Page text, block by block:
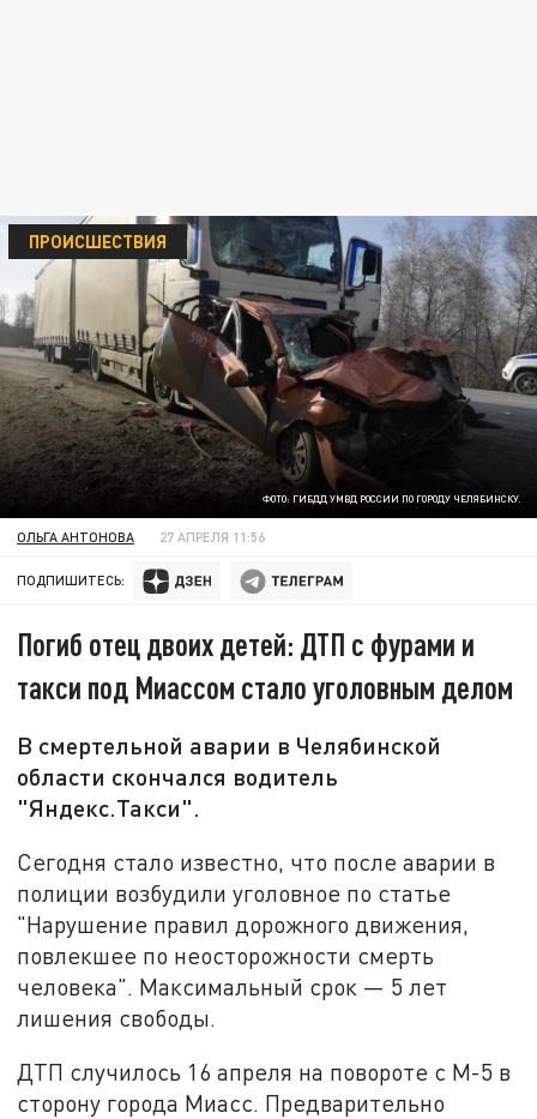
ФОТО: ГИБДД УМВД РОССИИ ПО ГОРОДУ ЧЕЛЯБИНСКУ.
ПРОИСШЕСТВИЯ
ОЛЬГА АНТОНОВА 27 АПРЕЛЯ 11:56
ПОДПИШИТЕСЬ:
Погиб отец двоих детей: ДТП с фурами и
такси под Миассом стало уголовным делом
В смертельной аварии в Челябинской
области скончался водитель
"Яндекс.Такси".
Сегодня стало известно, что после аварии в
полиции возбудили уголовное по статье
"Нарушение правил дорожного движения,
повлекшее по неосторожности смерть
человека". Максимальный срок — 5 лет
лишения свободы.
ДТП случилось 16 апреля на повороте с М-5 в
сторону города Миасс. Предварительно